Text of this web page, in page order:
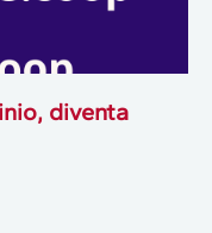
diventa